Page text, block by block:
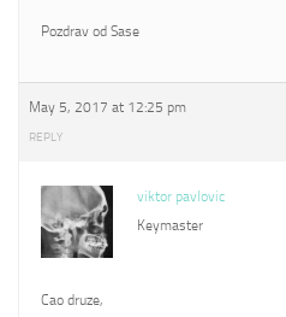
Pozdrav od Sase
May 5, 2017 at 12:25 pm
REPLY
viktor pavlovic
Keymaster
Cao druze,